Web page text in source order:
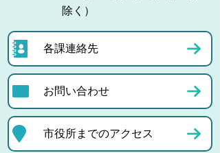
除く）
各課連絡先
お問い合わせ
市役所までのアクセス